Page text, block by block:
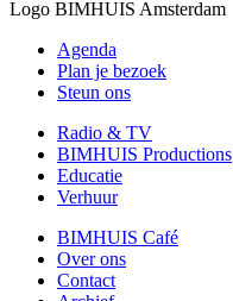
Logo BIMHUIS Amsterdam
Agenda
Plan je bezoek
Steun ons
Radio & TV
BIMHUIS Productions
Educatie
Verhuur
BIMHUIS Café
Over ons
Contact